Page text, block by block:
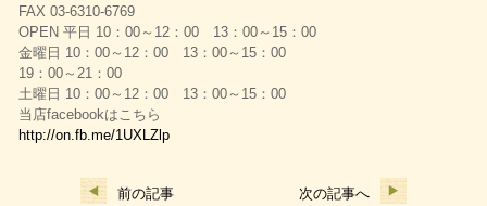
FAX 03-6310-6769
OPEN 平日 10：00～12：00 13：00～15：00
金曜日 10：00～12：00 13：00～15：00
19：00～21：00
土曜日 10：00～12：00 13：00～15：00
当店facebookはこちら
http://on.fb.me/1UXLZlp
前の記事 次の記事へ